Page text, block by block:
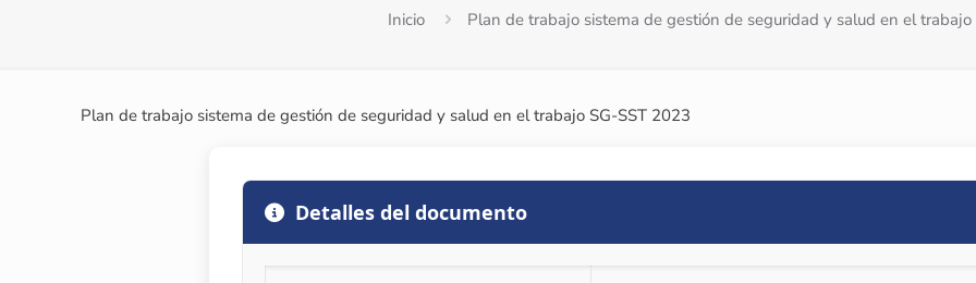
Inicio Plan de trabajo sistema de gestión de seguridad y salud en el
Plan de trabajo sistema de gestión de seguridad y salud en el trabajo SG-SST 2023
Detalles del documento